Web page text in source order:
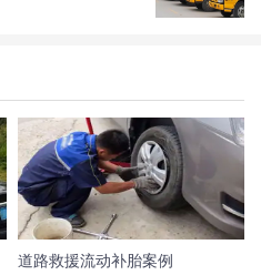
道路救援流动补胎案例